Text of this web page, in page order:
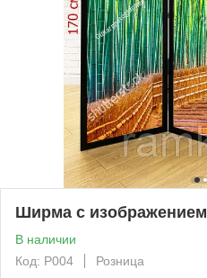
Ширма с
В наличии
Код: P004
Розница